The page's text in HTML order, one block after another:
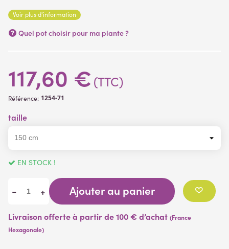
Voir plus d'information
Quel pot choisir pour ma plante ?
117,60 € (TTC)
Référence: 1254-71
taille
EN STOCK !
- + Ajouter au panier
Livraison offerte à partir de 100 € d’achat (France
Hexagonale)